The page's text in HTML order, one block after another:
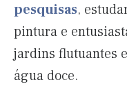
pesquisas,
pintura e
jardins flutuantes
água doce.